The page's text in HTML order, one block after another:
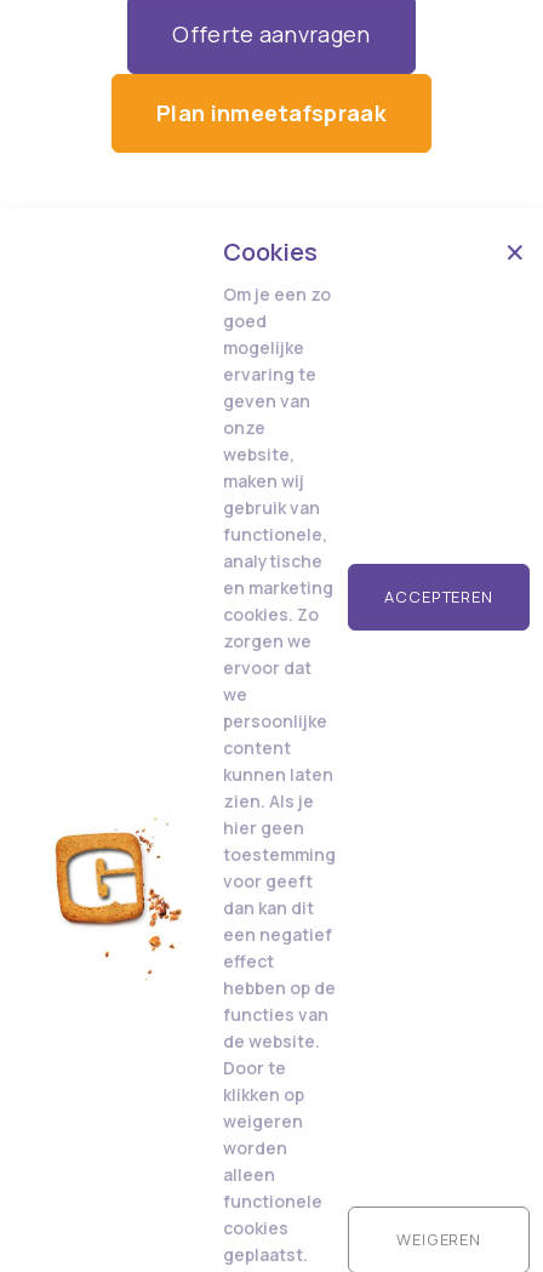
Offerte aanvragen
Plan inmeetafspraak
Cookies
Om je een zo
goed
mogelijke
ervaring te
geven van
onze
website,
maken wij
gebruik van
functionele,
analytische
en marketing
cookies. Zo
zorgen we
ervoor dat
we
persoonlijke
content
kunnen laten
zien. Als je
hier geen
toestemming
voor geeft
dan kan dit
een negatief
effect
hebben op de
functies van
de website.
Door te
klikken op
weigeren
worden
alleen
functionele
cookies
geplaatst.
ACCEPTEREN
WEIGEREN